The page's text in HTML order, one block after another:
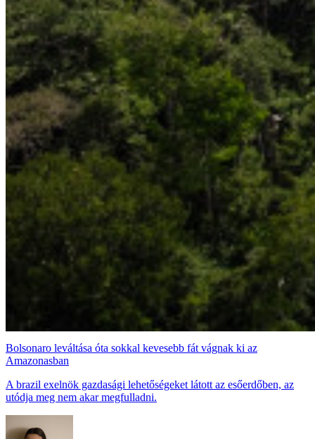
Bolsonaro leváltása óta sokkal kevesebb fát vágnak ki az
Amazonasban
A brazil exelnök gazdasági lehetőségeket látott az esőerdőben, az
utódja meg nem akar megfulladni.